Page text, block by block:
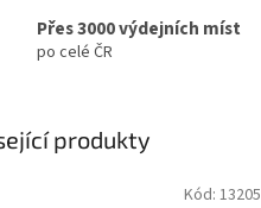
Přes 3000 výdejních míst
po celé ČR
produkty
Kód: 13205